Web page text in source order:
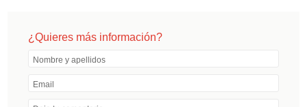
¿Quieres más información?
Nombre y apellidos
Email